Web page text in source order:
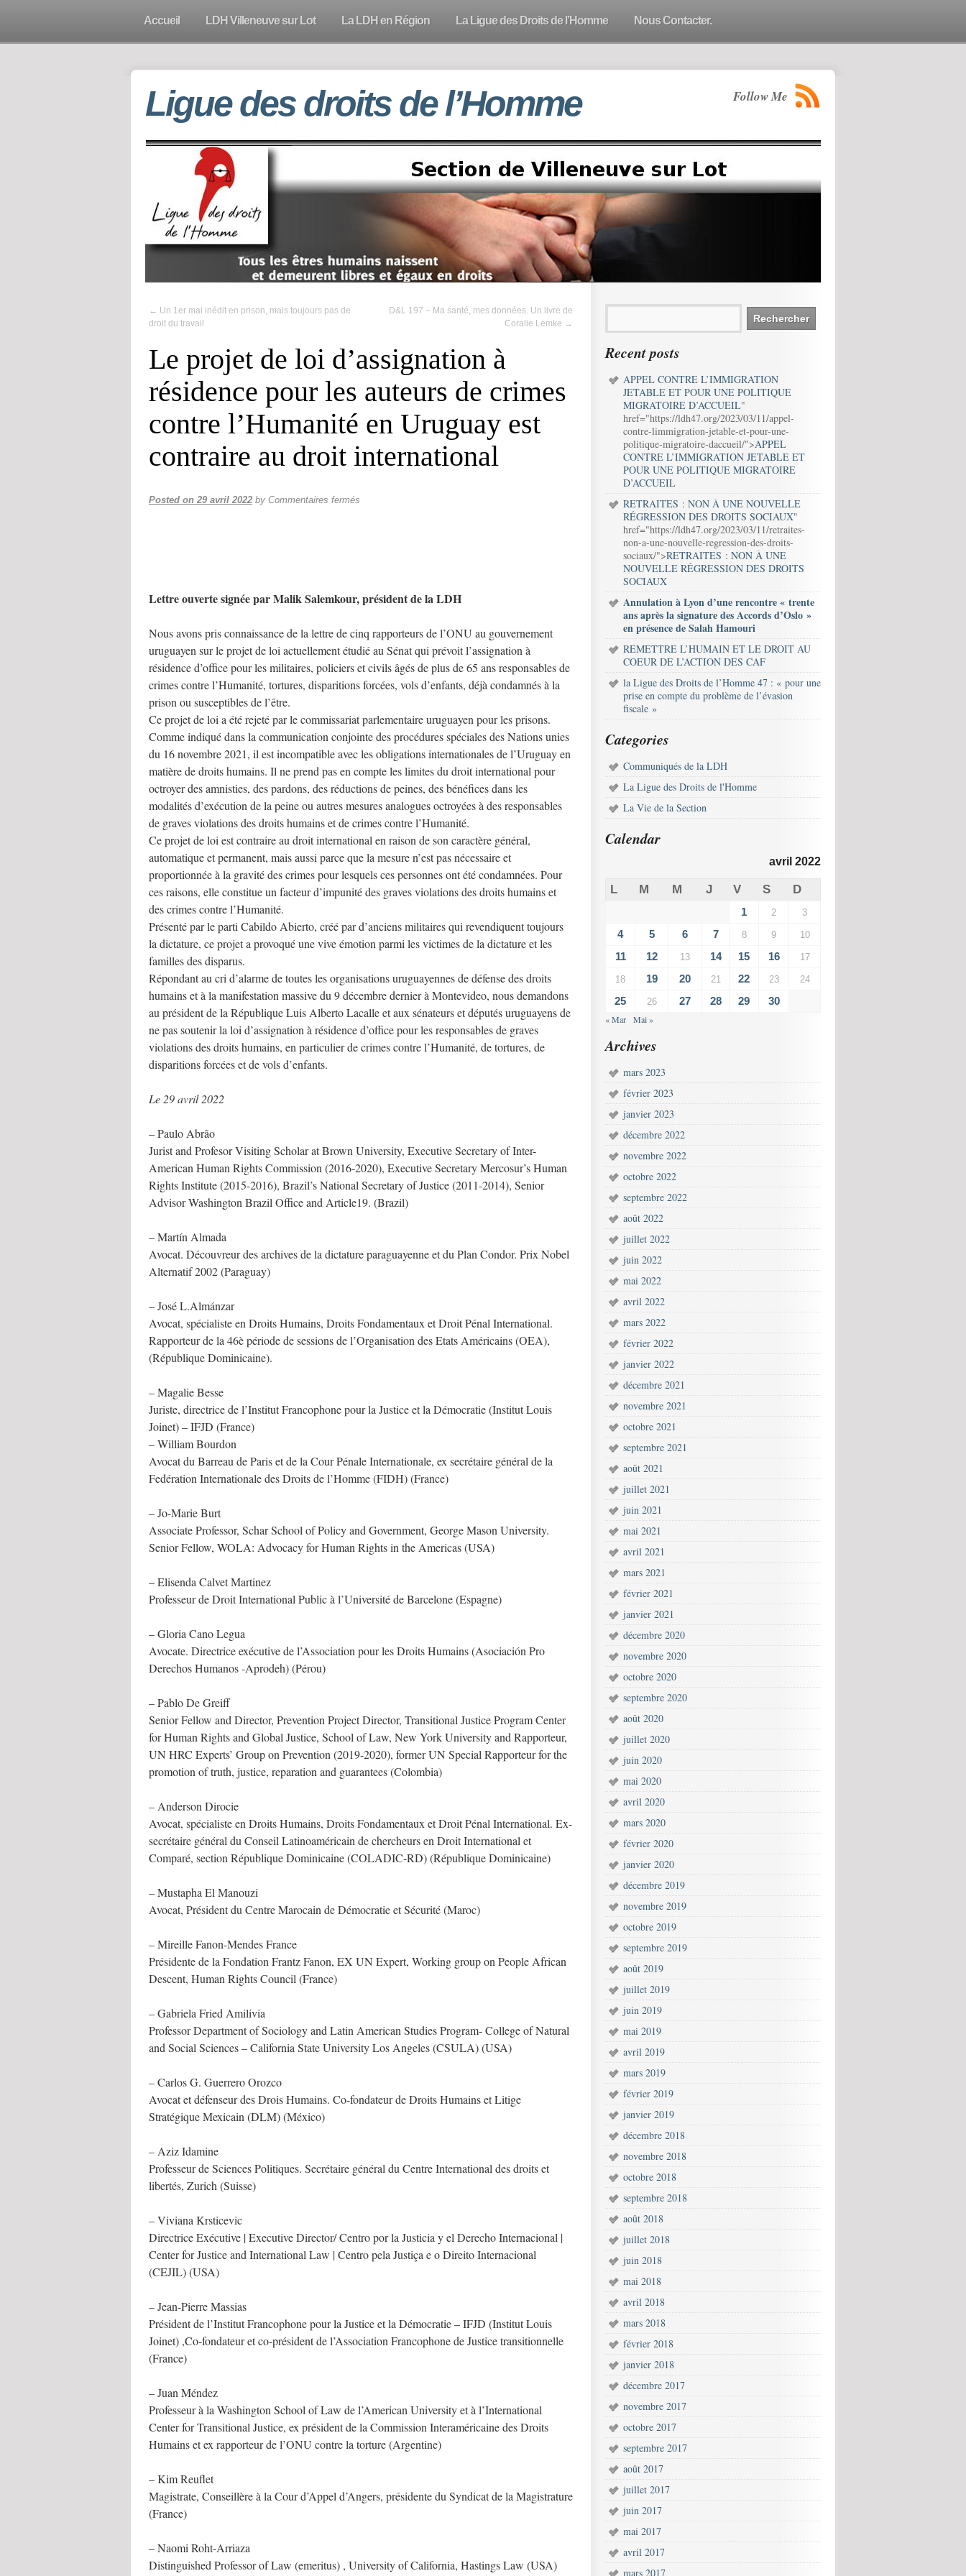
Accueil LDH Villeneuve sur Lot La LDH en Région La Ligue des Droits de l’Homme Nous Contacter.
Ligue des droits de l’Homme Follow Me
← Un 1er mai inédit en prison, mais toujours pas de
droit du travail
D&L 197 – Ma santé, mes données. Un livre de
Coralie Lemke →
Le projet de loi d’assignation à
résidence pour les auteurs de crimes
contre l’Humanité en Uruguay est
contraire au droit international
Posted on 29 avril 2022 by Commentaires fermés
Lettre ouverte signée par Malik Salemkour, président de la LDH
Nous avons pris connaissance de la lettre de cinq rapporteurs de l’ONU au gouvernement
uruguayen sur le projet de loi actuellement étudié au Sénat qui prévoit l’assignation à
résidence d’office pour les militaires, policiers et civils âgés de plus de 65 ans responsables de
crimes contre l’Humanité, tortures, disparitions forcées, vols d’enfants, déjà condamnés à la
prison ou susceptibles de l’être.
Ce projet de loi a été rejeté par le commissariat parlementaire uruguayen pour les prisons.
Comme indiqué dans la communication conjointe des procédures spéciales des Nations unies
du 16 novembre 2021, il est incompatible avec les obligations internationales de l’Uruguay en
matière de droits humains. Il ne prend pas en compte les limites du droit international pour
octroyer des amnisties, des pardons, des réductions de peines, des bénéfices dans les
modalités d’exécution de la peine ou autres mesures analogues octroyées à des responsables
de graves violations des droits humains et de crimes contre l’Humanité.
Ce projet de loi est contraire au droit international en raison de son caractère général,
automatique et permanent, mais aussi parce que la mesure n’est pas nécessaire et
proportionnée à la gravité des crimes pour lesquels ces personnes ont été condamnées. Pour
ces raisons, elle constitue un facteur d’impunité des graves violations des droits humains et
des crimes contre l’Humanité.
Présenté par le parti Cabildo Abierto, créé par d’anciens militaires qui revendiquent toujours
la dictature, ce projet a provoqué une vive émotion parmi les victimes de la dictature et les
familles des disparus.
Répondant au cri d’alarme de toutes les organisations uruguayennes de défense des droits
humains et à la manifestation massive du 9 décembre dernier à Montevideo, nous demandons
au président de la République Luis Alberto Lacalle et aux sénateurs et députés uruguayens de
ne pas soutenir la loi d’assignation à résidence d’office pour les responsables de graves
violations des droits humains, en particulier de crimes contre l’Humanité, de tortures, de
disparitions forcées et de vols d’enfants.
Le 29 avril 2022
– Paulo Abrão
Jurist and Profesor Visiting Scholar at Brown University, Executive Secretary of Inter-
American Human Rights Commission (2016-2020), Executive Secretary Mercosur’s Human
Rights Institute (2015-2016), Brazil’s National Secretary of Justice (2011-2014), Senior
Advisor Washington Brazil Office and Article19. (Brazil)
– Martín Almada
Avocat. Découvreur des archives de la dictature paraguayenne et du Plan Condor. Prix Nobel
Alternatif 2002 (Paraguay)
– José L.Almánzar
Avocat, spécialiste en Droits Humains, Droits Fondamentaux et Droit Pénal International.
Rapporteur de la 46è période de sessions de l’Organisation des Etats Américains (OEA),
(République Dominicaine).
– Magalie Besse
Juriste, directrice de l’Institut Francophone pour la Justice et la Démocratie (Institut Louis
Joinet) – IFJD (France)
– William Bourdon
Avocat du Barreau de Paris et de la Cour Pénale Internationale, ex secrétaire général de la
Fedération Internationale des Droits de l’Homme (FIDH) (France)
– Jo-Marie Burt
Associate Professor, Schar School of Policy and Government, George Mason University.
Senior Fellow, WOLA: Advocacy for Human Rights in the Americas (USA)
– Elisenda Calvet Martinez
Professeur de Droit International Public à l’Université de Barcelone (Espagne)
– Gloria Cano Legua
Avocate. Directrice exécutive de l’Association pour les Droits Humains (Asociación Pro
Derechos Humanos -Aprodeh) (Pérou)
– Pablo De Greiff
Senior Fellow and Director, Prevention Project Director, Transitional Justice Program Center
for Human Rights and Global Justice, School of Law, New York University and Rapporteur,
UN HRC Experts’ Group on Prevention (2019-2020), former UN Special Rapporteur for the
promotion of truth, justice, reparation and guarantees (Colombia)
– Anderson Dirocie
Avocat, spécialiste en Droits Humains, Droits Fondamentaux et Droit Pénal International. Ex-
secrétaire général du Conseil Latinoaméricain de chercheurs en Droit International et
Comparé, section République Dominicaine (COLADIC-RD) (République Dominicaine)
– Mustapha El Manouzi
Avocat, Président du Centre Marocain de Démocratie et Sécurité (Maroc)
– Mireille Fanon-Mendes France
Présidente de la Fondation Frantz Fanon, EX UN Expert, Working group on People African
Descent, Human Rights Council (France)
– Gabriela Fried Amilivia
Professor Department of Sociology and Latin American Studies Program- College of Natural
and Social Sciences – California State University Los Angeles (CSULA) (USA)
– Carlos G. Guerrero Orozco
Avocat et défenseur des Drois Humains. Co-fondateur de Droits Humains et Litige
Stratégique Mexicain (DLM) (México)
– Aziz Idamine
Professeur de Sciences Politiques. Secrétaire général du Centre International des droits et
libertés, Zurich (Suisse)
– Viviana Krsticevic
Directrice Exécutive | Executive Director/ Centro por la Justicia y el Derecho Internacional |
Center for Justice and International Law | Centro pela Justiça e o Direito Internacional
(CEJIL) (USA)
– Jean-Pierre Massias
Président de l’Institut Francophone pour la Justice et la Démocratie – IFJD (Institut Louis
Joinet) ,Co-fondateur et co-président de l’Association Francophone de Justice transitionnelle
(France)
– Juan Méndez
Professeur à la Washington School of Law de l’American University et à l’International
Center for Transitional Justice, ex président de la Commission Interaméricaine des Droits
Humains et ex rapporteur de l’ONU contre la torture (Argentine)
– Kim Reuflet
Magistrate, Conseillère à la Cour d’Appel d’Angers, présidente du Syndicat de la Magistrature
(France)
– Naomi Roht-Arriaza
Distinguished Professor of Law (emeritus) , University of California, Hastings Law (USA)
Recent posts
APPEL CONTRE L’IMMIGRATION
JETABLE ET POUR UNE POLITIQUE
MIGRATOIRE D’ACCUEIL"
href="https://ldh47.org/2023/03/11/appel-
contre-limmigration-jetable-et-pour-une-
politique-migratoire-daccueil/">APPEL
CONTRE L’IMMIGRATION JETABLE ET
POUR UNE POLITIQUE MIGRATOIRE
D’ACCUEIL
RETRAITES : NON À UNE NOUVELLE
RÉGRESSION DES DROITS SOCIAUX"
href="https://ldh47.org/2023/03/11/retraites-
non-a-une-nouvelle-regression-des-droits-
sociaux/">RETRAITES : NON À UNE
NOUVELLE RÉGRESSION DES DROITS
SOCIAUX
Annulation à Lyon d’une rencontre « trente
ans après la signature des Accords d’Oslo »
en présence de Salah Hamouri
REMETTRE L’HUMAIN ET LE DROIT AU
COEUR DE L’ACTION DES CAF
la Ligue des Droits de l’Homme 47 : « pour une
prise en compte du problème de l’évasion
fiscale »
Categories
Communiqués de la LDH
La Ligue des Droits de l'Homme
La Vie de la Section
Calendar
avril 2022
L M M J V S D
1 2 3
4 5 6 7 8 9 10
11 12 13 14 15 16 17
18 19 20 21 22 23 24
25 26 27 28 29 30
« Mar Mai »
Archives
mars 2023
février 2023
janvier 2023
décembre 2022
novembre 2022
octobre 2022
septembre 2022
août 2022
juillet 2022
juin 2022
mai 2022
avril 2022
mars 2022
février 2022
janvier 2022
décembre 2021
novembre 2021
octobre 2021
septembre 2021
août 2021
juillet 2021
juin 2021
mai 2021
avril 2021
mars 2021
février 2021
janvier 2021
décembre 2020
novembre 2020
octobre 2020
septembre 2020
août 2020
juillet 2020
juin 2020
mai 2020
avril 2020
mars 2020
février 2020
janvier 2020
décembre 2019
novembre 2019
octobre 2019
septembre 2019
août 2019
juillet 2019
juin 2019
mai 2019
avril 2019
mars 2019
février 2019
janvier 2019
décembre 2018
novembre 2018
octobre 2018
septembre 2018
août 2018
juillet 2018
juin 2018
mai 2018
avril 2018
mars 2018
février 2018
janvier 2018
décembre 2017
novembre 2017
octobre 2017
septembre 2017
août 2017
juillet 2017
juin 2017
mai 2017
avril 2017
mars 2017